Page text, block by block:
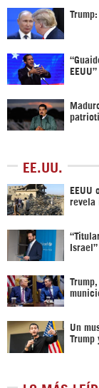
EEUU”
EE.UU.
EEUU
revela
Israel”
Un
Trump